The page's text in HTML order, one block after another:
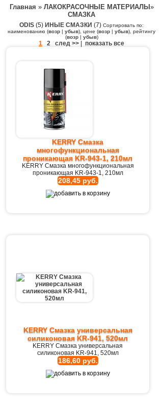
Главная » ЛАКОКРАСОЧНЫЕ МАТЕРИАЛЫ »
СМАЗКА
ODIS (5) ИНЫЕ СМАЗКИ (7) Сортировать по:
наименованию (возр | убыв), цене (возр | убыв), рейтингу
(возр| убыв)
1 2 след >> показать все
KERRY Смазка
многофункциональная
проникающая KR-943-1, 210мл
KERRY Смазка многофункциональная
проникающая KR-943-1, 210мл
208,45 руб.
KERRY Смазка универсальная
силиконовая KR-941, 520мл
KERRY Смазка универсальная
силиконовая KR-941, 520мл
186,60 руб.